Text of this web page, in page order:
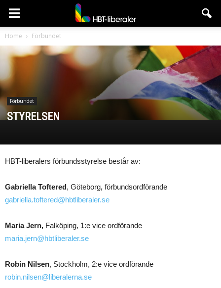
HBT-
liberaler
Home Förbundet
Förbundet
STYRELSEN
HBT-liberalers förbundsstyrelse består av:
Gabriella Toftered, Göteborg, förbundsordförande
gabriella.toftered@hbtliberaler.se
Maria Jern, Falköping, 1:e vice ordförande
maria.jern@hbtliberaler.se
Robin Nilsen, Stockholm, 2:e vice ordförande
robin.nilsen@liberalerna.se